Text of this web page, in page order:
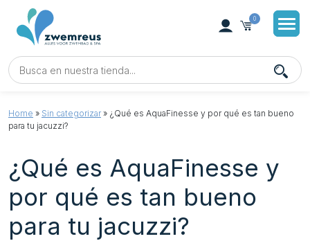
0
Home » Sin categorizar » ¿Qué es AquaFinesse y por qué es tan bueno
para tu jacuzzi?
¿Qué es AquaFinesse y
por qué es tan bueno
para tu jacuzzi?